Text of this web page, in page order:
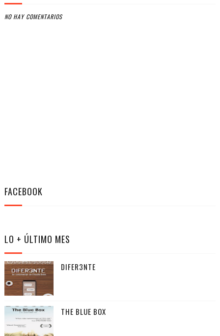
NO HAY COMENTARIOS
FACEBOOK
LO + ÚLTIMO MES
DIFER3NTE
THE BLUE BOX